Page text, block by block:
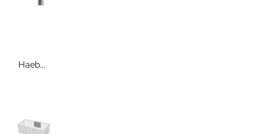
Haeberle Tastatur- und Mausauszug für den Gerätewagen fuego Zubehör für Vielzweckwagen